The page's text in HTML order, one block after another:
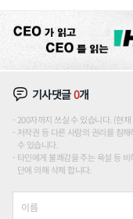
기사댓글0개
200자까지 쓰실 수 있습니다. (현
저작권 등 다른 사람의 권리를 침
수 있습니다.
타인에게 불쾌감을 주는 욕설 등
단에 의해 삭제 합니다.